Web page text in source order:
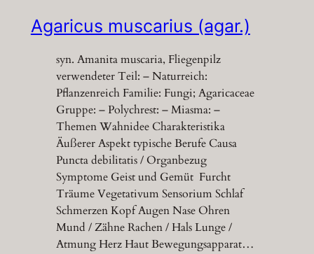
Agaricus muscarius (agar.)
syn. Amanita muscaria, Fliegenpilz
verwendeter Teil: – Naturreich:
Pflanzenreich Familie: Fungi; Agaricaceae
Gruppe: – Polychrest: – Miasma: –
Themen Wahnidee Charakteristika
Äußerer Aspekt typische Berufe Causa
Puncta debilitatis / Organbezug
Symptome Geist und Gemüt Furcht
Träume Vegetativum Sensorium Schlaf
Schmerzen Kopf Augen Nase Ohren
Mund / Zähne Rachen / Hals Lunge /
Atmung Herz Haut Bewegungsapparat…